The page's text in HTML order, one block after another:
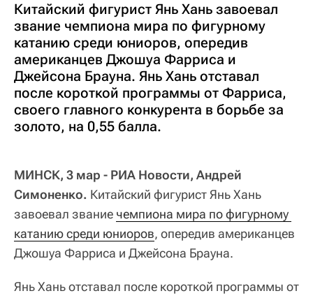
Китайский фигурист Янь Хань завоевал
звание чемпиона мира по фигурному
катанию среди юниоров, опередив
американцев Джошуа Фарриса и
Джейсона Брауна. Янь Хань отставал
после короткой программы от Фарриса,
своего главного конкурента в борьбе за
золото, на 0,55 балла.
МИНСК, 3 мар - РИА Новости, Андрей
Симоненко. Китайский фигурист Янь Хань
завоевал звание чемпиона мира по фигурному
катанию среди юниоров, опередив американцев
Джошуа Фарриса и Джейсона Брауна.
Янь Хань отставал после короткой программы от